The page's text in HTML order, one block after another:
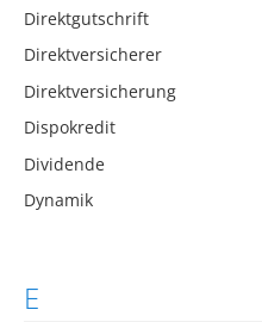
Direktgutschrift
Direktversicherer
Direktversicherung
Dispokredit
Dividende
Dynamik
E